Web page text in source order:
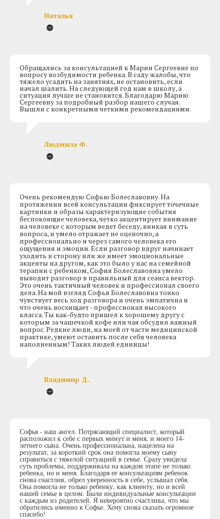
Наталья
Обращались за консультацией к Марии Сергеевне по
вопросу возбудимости ребенка. В саду жалобы, что
тяжело усадить на занятиях, не остановить, если
начал шалить. На следующей год нам в школу, а
ситуация лучше не становится. Благодарю Марию
Сергеевну за подробный разбор нашего случая.
Вышли с конкретными четкими рекомендациями.
Людмила Ф.
Очень рекомендую Софью Болеславовну. На
протяжении всей консультации фиксирует точечные
картинки и образы характеризующие события
беспокоящие человека, четко акцентирует внимание
на человеке с которым ведет беседу, вникая в суть
вопроса, и умело отражает не оценочно, а
профессионально и через самого человека его
ощущения и эмоции. Если разговор вдруг начинает
уходить в сторону или же имеет эмоциональные
акценты на другом, как это было у нас на семейной
терапии с ребенком, София Болеславовна умело
выводит разговор в правильный для сеанса вектор.
Это очень тактичный человек и профессионал своего
дела. На мой взгляд Софья Болеславовна тонко
чувствует весь ход разговора и очень эмпатична и
что очень восхищает - профессионал высокого
класса. Ты как-будто пришел к хорошему другу с
которым за чашечкой кофе или чая обсудил важный
вопрос. Редкие люди, на моей от части медицинской
практике, умеют оставить после себя человека
наполненным! Таких людей единицы!
Владимир Д.
Софья - наш ангел. Потрясающий специалист, который
расположил к себе с первых минут и меня, и моего 14-
летнего сына. Очень профессиональна, нацелена на
результат, за короткий срок она помогла моему сыну
справиться с тяжелой ситуацией в семье. Сразу увидела
суть проблемы, поддерживала на каждом этапе не только
ребенка, но и меня. Благодаря ее консультациям ребенок
снова счастлив, обрел уверенность в себе, услышал себя.
Она помогла не только ребенку, как клиенту, но и всей
нашей семье в целом. Были индивидуальные консультации
с каждым из родителей. Я невероятно счастлива, что мы
обратились именно к Софье. Хочу снова сказать огромное
спасибо!